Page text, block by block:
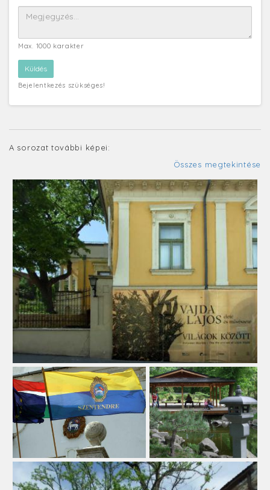
Max. 1000 karakter
Bejelentkezés szükséges!
A sorozat további képei:
Összes megtekintése